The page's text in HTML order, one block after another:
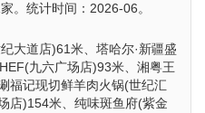
。统计时间：2026-06。
大道店)61米、塔哈尔·新疆盛
九六广场店)93米、湘粤王
福记现切鲜羊肉火锅(世纪汇
店)154米、纯味斑鱼府(紫金